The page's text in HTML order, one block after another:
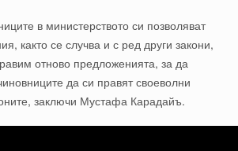
в министерството си позволяват
както се случва и с ред други закони,
отново предложенията, за да
да си правят своеволни
заключи Мустафа Карадайъ.